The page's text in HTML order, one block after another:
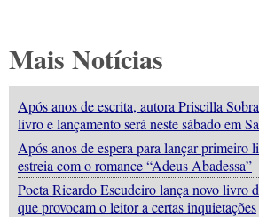
Mais Notícias
Após anos de escrita, autora Priscilla
livro e lançamento será neste sábado em
Após anos de espera para lançar primeiro
estreia com o romance “Adeus Abadessa”
Poeta Ricardo Escudeiro lança novo livro
que provocam o leitor a certas inquietações